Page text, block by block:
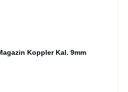
Koppler Kal. 9mm